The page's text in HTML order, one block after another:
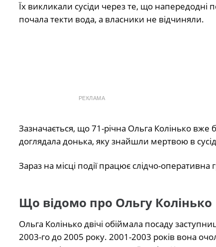
Їх викликали сусіди через те, що напередодні
почала текти вода, а власники не відчиняли.
РЕКЛАМА
Зазначається, що 71-річна Ольга Колінько вже
доглядала донька, яку знайшли мертвою в
Зараз на місці події працює слідчо-оперативна
Що відомо про Ольгу Колінько
Ольга Колінько двічі обіймала посаду
2003-го до 2005 року. 2001-2003 років вона